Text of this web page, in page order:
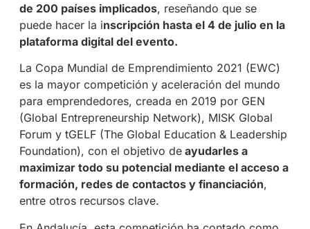
de 200 países implicados, reseñando que se
puede hacer la inscripción hasta el 4 de julio en la
plataforma digital del evento.
La Copa Mundial de Emprendimiento 2021 (EWC)
es la mayor competición y aceleración del mundo
para emprendedores, creada en 2019 por GEN
(Global Entrepreneurship Network), MISK Global
Forum y tGELF (The Global Education & Leadership
Foundation), con el objetivo deayudarles a
maximizar todo su potencial mediante el acceso a
formación, redes de contactos y financiación,
entre otros recursos clave.